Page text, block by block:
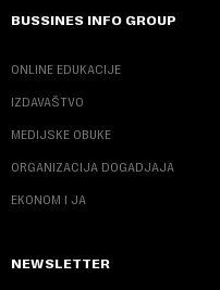
BUSSINES INFO GROUP
ONLINE EDUKACIJE
IZDAVAŠTVO
MEDIJSKE OBUKE
ORGANIZACIJA DOGADJAJA
EKONOM I JA
NEWSLETTER